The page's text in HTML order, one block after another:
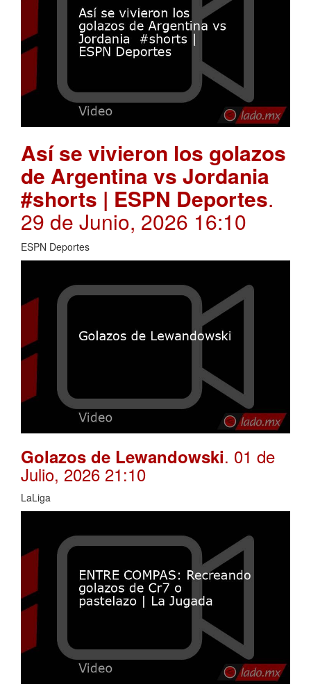
Así se vivieron los golazos
de Argentina vs Jordania
#shorts | ESPN Deportes.
29 de Junio, 2026 16:10
ESPN Deportes
Golazos de Lewandowski. 01 de
Julio, 2026 21:10
LaLiga